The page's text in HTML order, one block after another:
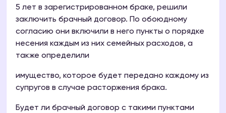
5 лет в зарегистрированном браке, решили
заключить брачный договор. По обоюдному
согласию они включили в него пункты о порядке
несения каждым из них семейных расходов, а
также определили
имущество, которое будет передано каждому из
супругов в случае расторжения брака.
Будет ли брачный договор с такими пунктами